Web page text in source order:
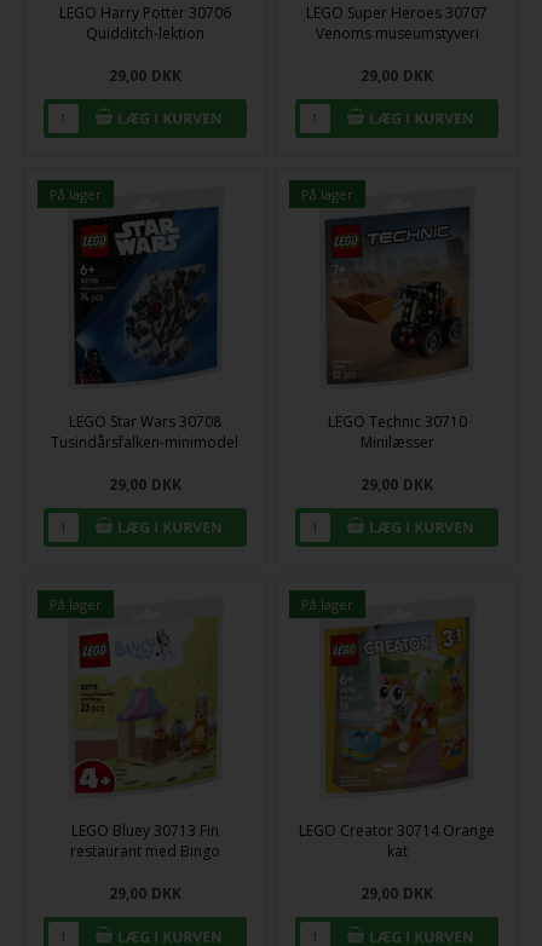
LEGO Harry Potter 30706
Quidditch-lektion
29,00 DKK
LEGO Super Heroes 30707
Venoms museumstyveri
29,00 DKK
På lager
LEGO Star Wars 30708
Tusindårsfalken-minimodel
29,00 DKK
På lager
LEGO Technic 30710
Minilæsser
29,00 DKK
På lager
LEGO Bluey 30713 Fin
restaurant med Bingo
29,00 DKK
På lager
LEGO Creator 30714 Orange
kat
29,00 DKK